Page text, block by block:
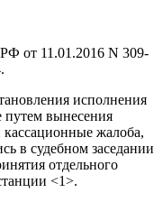
от 11.01.2016 N 309-
исполнения
путем вынесения
кассационные жалоба,
в судебном заседании
отдельного
<1>.